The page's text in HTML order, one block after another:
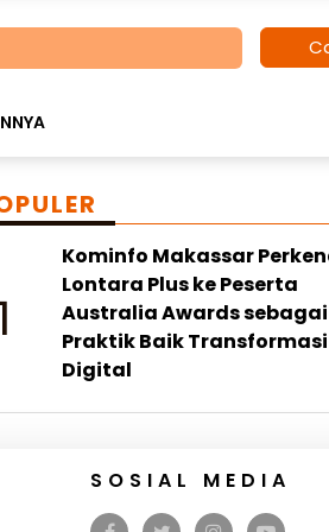
Kominfo Makassar
Lontara Plus ke Peserta
Australia Awards sebagai
Praktik Baik Transformasi
Digital
SOSIAL MEDIA